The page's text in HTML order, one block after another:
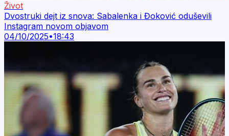
Život
Dvostruki dejt iz snova: Sabalenka i Đoković oduševili
Instagram novom objavom
04/10/2025•18:43